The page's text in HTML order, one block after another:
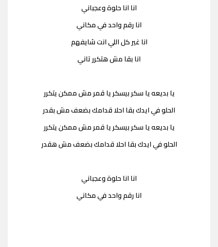
انا انا حلوة وعجباني
انا رقم واحد في مكاني
انا غير كل اللي انت شايفهم
انا بقا مش هتكرر تاني
يا بديعه يا سكر بيسكر يا قمر مش ممكن يتكرر
الحلو في ايدك بقا احلا قدامك بضعف مش بقدر
يا بديعه يا سكر بيسكر يا قمر مش ممكن يتكرر
الحلو في ايدك بقا احلا قدامك بضعف مش هقدر
انا انا حلوة وعجباني
انا رقم واحد في مكاني